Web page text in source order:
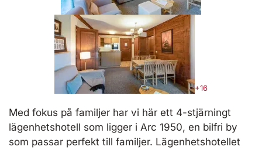
+16
Med fokus på familjer har vi här ett 4-stjärningt
lägenhetshotell som ligger i Arc 1950, en bilfri by
som passar perfekt till familjer. Lägenhetshotellet